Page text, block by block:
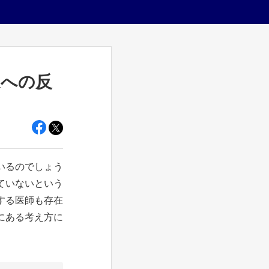
の反
るのでしょう
いないという
る医師も存在
ある考え方に